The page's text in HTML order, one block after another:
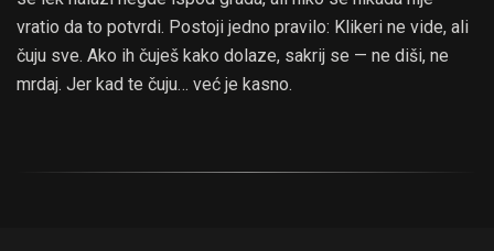
vratio da to potvrdi. Postoji jedno pravilo: Klikeri ne vide, ali
čuju sve. Ako ih čuješ kako dolaze, sakrij se — ne diši, ne
mrdaj. Jer kad te čuju… već je kasno.